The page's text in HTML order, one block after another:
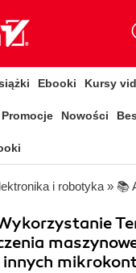
Ebooki Kursy
Promocje Nowości
i robotyka » 📚